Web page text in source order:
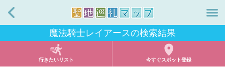
魔法騎士レイアースの検索結果
行きたいリスト 今すぐスポット登録